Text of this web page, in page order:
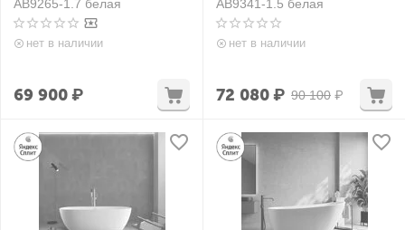
AB9265-1.7 белая
нет в наличии
69 900₽
AB9341-1.5 белая
нет в наличии
90 100 ₽
72 080₽